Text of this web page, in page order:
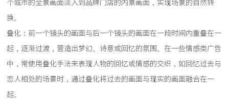
个城市的全景画面淡入到品牌门店的内景画面，实现场景的自然转
换。
叠化：前一个镜头的画面与后一个镜头的画面在一段时间内重叠在一
起，逐渐过渡，营造出梦幻、诗意或回忆的氛围。在一些情感类广告
中，常使用叠化手法来表现人物的回忆或情感的交织，如回忆过去与
恋人相处的场景时，通过叠化将过去的画面与现实的画面融合在一
起。